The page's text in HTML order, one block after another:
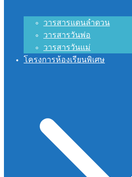
วารสารแดนลำดวน
วารสารวันพ่อ
วารสารวันแม่
โครงการห้องเรียนพิเศษ